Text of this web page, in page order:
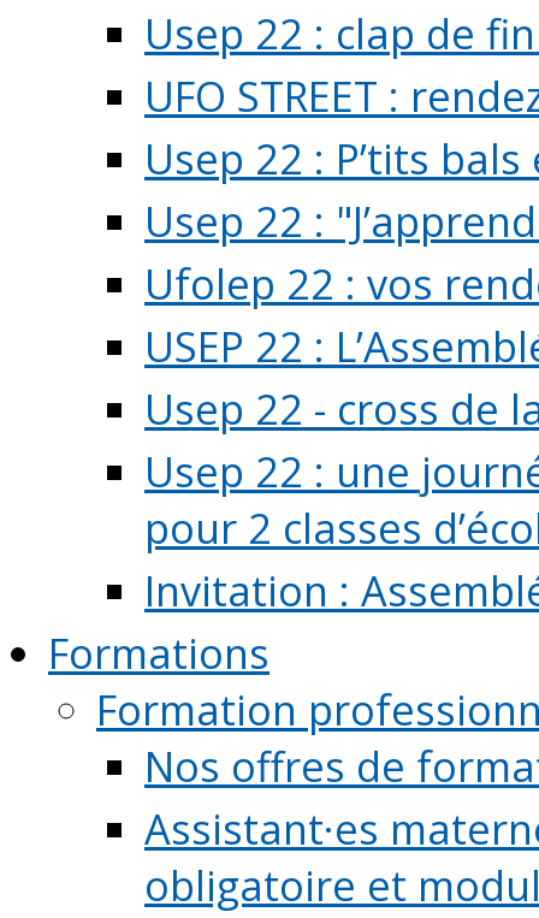
Usep 22 : clap de
UFO STREET :
Usep 22 : P’tits
Usep 22 :
Ufolep 22 : vos
USEP 22 :
Usep 22 - cross de
Usep 22 : une
pour 2 classes
Invitation :
Formations
Formation
Nos offres de
Assistant·es
obligatoire et